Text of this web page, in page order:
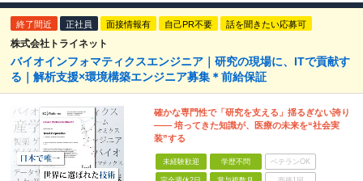
終了間近 正社員 面接情報有 自己PR不要 話を聞きたい応募可
株式会社トライネット
バイオインフォマティクスエンジニア｜研究の現場に、ITで貢献す
る｜解析支援×環境構築エンジニア募集＊前給保証
確かな専門性で「研究を支える」揺るぎない誇り
―― 培ってきた知識が、医療の未来を“社会実
装”する
未経験歓迎 学歴不問 ベテランOK